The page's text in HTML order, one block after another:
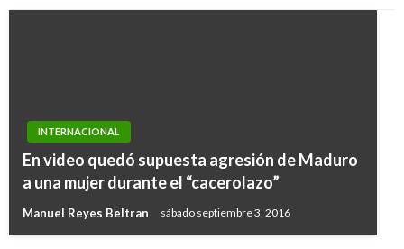
INTERNACIONAL
En video quedó supuesta agresión de Maduro
a una mujer durante el “cacerolazo”
Manuel Reyes Beltran sábado septiembre 3, 2016
Es posible una salida pacífica en la península
INTERNACIONAL
Trump afirma que informe sobre bases de
misiles de Corea del Norte es «inexacto»